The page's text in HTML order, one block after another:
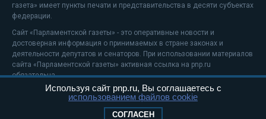
газета» имеет пункты печати и представительства в десяти субъектах
федерации.
Сайт «Парламентской газеты» - это оперативные новости и
достоверная информация о принимаемых в стране законах и
деятельности депутатов и сенаторов. При использовании материалов
сайта «Парламентской газеты» активная ссылка на pnp.ru
обязательна.
На информационном ресурсе применяютсярекомендательные
Положение о защите персональных данных
Используя сайт pnp.ru, Вы соглашаетесь с
использованием файлов cookie
СОГЛАСЕН